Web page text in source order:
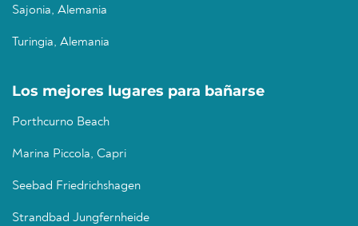
Sajonia, Alemania
Turingia, Alemania
Los mejores lugares para bañarse
Porthcurno Beach
Marina Piccola, Capri
Seebad Friedrichshagen
Strandbad Jungfernheide